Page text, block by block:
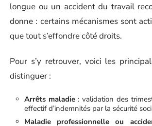
longue ou un accident du travail
donne : certains mécanismes sont
que tout s’effondre côté droits.
Pour s’y retrouver, voici les
distinguer :
Arrêts maladie: validation des
effectif d’indemnités par la sécurité
Maladie professionnelle ou